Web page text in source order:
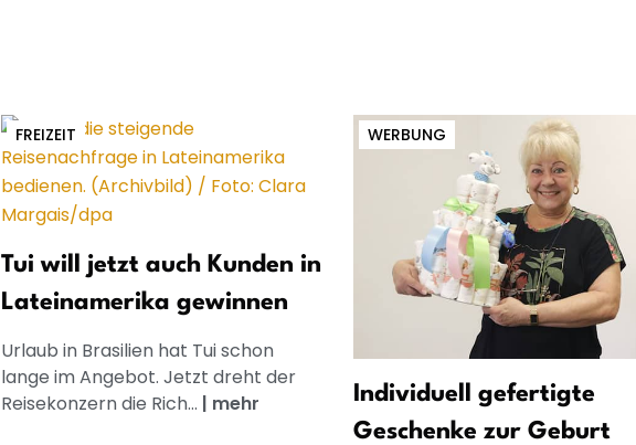
FREIZEIT
Tui will jetzt auch Kunden in
Lateinamerika gewinnen
Urlaub in Brasilien hat Tui schon
lange im Angebot. Jetzt dreht der
Reisekonzern die Rich... | mehr
WERBUNG
Individuell gefertigte
Geschenke zur Geburt